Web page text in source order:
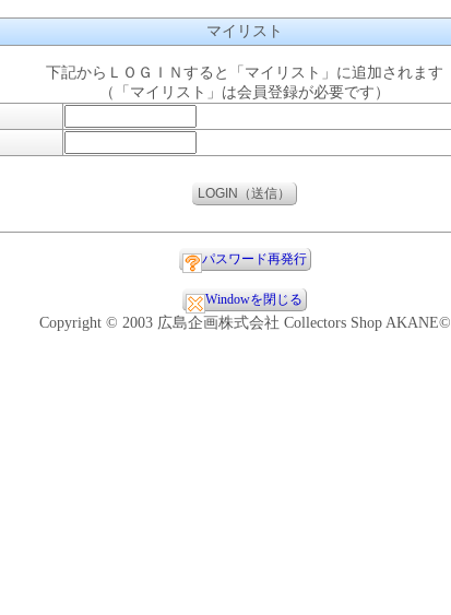
マイリスト
下記からＬＯＧＩＮすると「マイリスト」に追加されます
（「マイリスト」は会員登録が必要です）
パスワード再発行
Windowを閉じる
Copyright © 2003 広島企画株式会社 Collectors Shop AKANE©